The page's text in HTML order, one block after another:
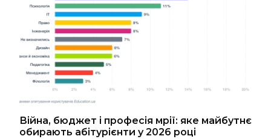
Війна, бюджет і професія мрії: яке майбутнє
обирають абітурієнти у 2026 році